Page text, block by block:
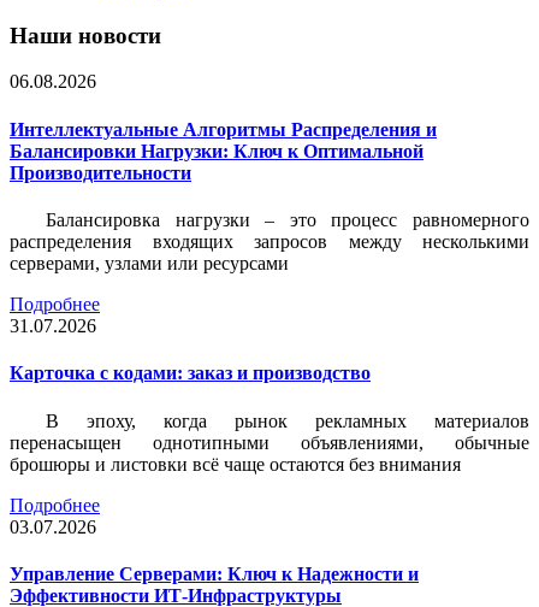
Наши новости
06.08.2026
Интеллектуальные Алгоритмы Распределения и
Балансировки Нагрузки: Ключ к Оптимальной
Производительности
Балансировка нагрузки – это процесс равномерного
распределения входящих запросов между несколькими
серверами, узлами или ресурсами
Подробнее
31.07.2026
Карточка c кодами: заказ и производство
В эпоху, когда рынок рекламных материалов
перенасыщен однотипными объявлениями, обычные
брошюры и листовки всё чаще остаются без внимания
Подробнее
03.07.2026
Управление Серверами: Ключ к Надежности и
Эффективности ИТ-Инфраструктуры